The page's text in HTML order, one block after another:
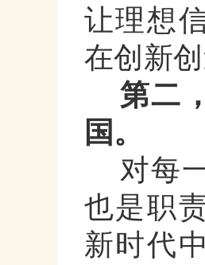
让理想
在创新
第二
国。
对每
也是职
新时代